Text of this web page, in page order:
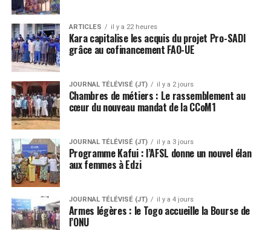
ARTICLES il y a 22 heures
Kara capitalise les acquis du projet Pro-SADI
grâce au cofinancement FAO-UE
JOURNAL TÉLÉVISÉ (JT) il y a 2 jours
Chambres de métiers : Le rassemblement au
cœur du nouveau mandat de la CCoM1
JOURNAL TÉLÉVISÉ (JT) il y a 3 jours
Programme Kafui : l’AFSL donne un nouvel élan
aux femmes à Edzi
JOURNAL TÉLÉVISÉ (JT) il y a 4 jours
Armes légères : le Togo accueille la Bourse de
l’ONU